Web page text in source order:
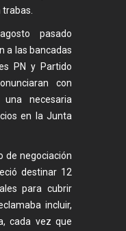
pasado
a las bancadas
PN y Partido
con
necesaria
en la Junta
de negociación
destinar 12
para cubrir
incluir,
cada vez que